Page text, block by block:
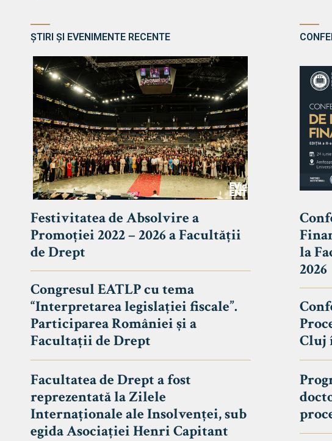
UNIVERSITATEA BABEȘ - BOLYAI
Avizier Studenți
Studii
ȘTIRI ȘI EVENIMENTE RECENTE
Festivitatea de Absolvire a
Promoției 2022 – 2026 a Facultății
de Drept
Congresul EATLP cu tema
“Interpretarea legislației fiscale”.
Participarea României și a
Facultații de Drept
Facultatea de Drept a fost
reprezentată la Zilele
Internaționale ale Insolvenței, sub
egida Asociației Henri Capitant
la
2026
Cluj